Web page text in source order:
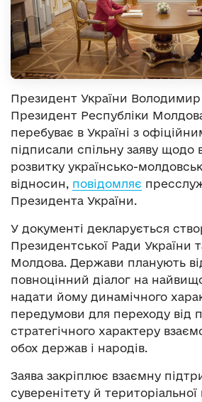
Президент України Володимир
Президент Республіки
перебуває в Україні з
підписали спільну заяву щодо
розвитку українсько-
відносин, повідомляє
Президента України.
У документі декларується
Президентської Ради України
Молдова. Держави планують
повноцінний діалог на
надати йому динамічного
передумови для переходу від
стратегічного характеру
обох держав і народів.
Заява закріплює взаємну
суверенітету й територіальної